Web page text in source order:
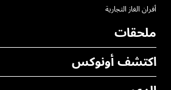
أفران الغاز التجارية
ملحقات
جميع الملحقات
اكتشف أونوكس